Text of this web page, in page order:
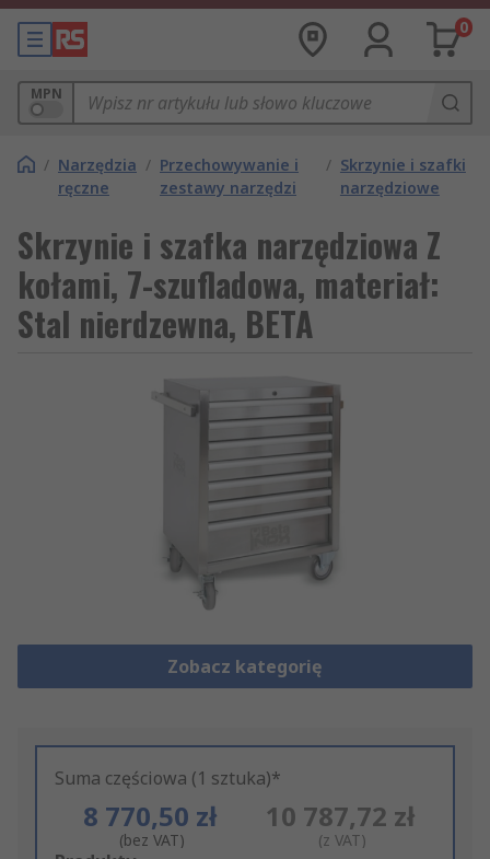
0
MPN
/ Narzędzia
ręczne
/ Przechowywanie i
zestawy narzędzi
/ Skrzynie i szafki
narzędziowe
Skrzynie i szafka narzędziowa Z
kołami, 7-szufladowa, materiał:
Stal nierdzewna, BETA
Zobacz kategorię
Suma częściowa (1 sztuka)*
8 770,50 zł
(bez VAT)
10 787,72 zł
(z VAT)